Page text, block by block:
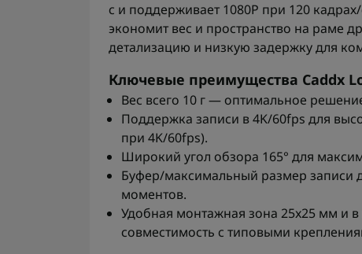
с и поддерживает 1080P при 120
экономит вес и пространство на раме
детализацию и низкую задержку для
Ключевые преимущества Caddx
Вес всего 10 г — оптимальное
Поддержка записи в 4K/60fps для
при 4K/60fps).
Широкий угол обзора 165° для
Буфер/максимальный размер
моментов.
Удобная монтажная зона 25x25 мм и
совместимость с типовыми